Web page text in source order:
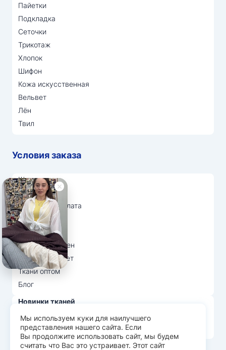
Пайетки
Подкладка
Сеточки
Трикотаж
Хлопок
Шифон
Кожа искусственная
Вельвет
Лён
Твил
Условия заказа
Шоурумы
Отзывы
Доставка и оплата
О нас
Вопрос-ответ
Возврат и обмен
Личный кабинет
Ткани оптом
Блог
Новинки тканей
Распродажа тканей
Лидеры продаж
Мы используем куки для наилучшего
представления нашего сайта. Если
Вы продолжите использовать сайт, мы будем
считать что Вас это устраивает. Этот сайт